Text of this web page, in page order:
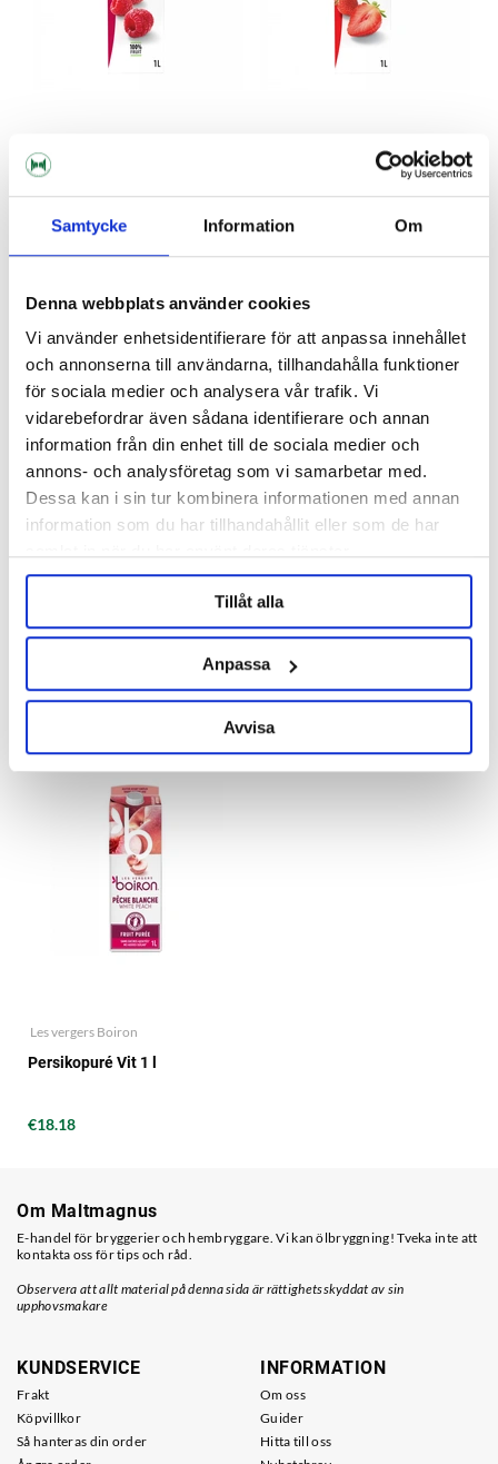
Samtycke Information Om
Denna webbplats använder cookies
Vi använder enhetsidentifierare för att anpassa innehållet
och annonserna till användarna, tillhandahålla funktioner
för sociala medier och analysera vår trafik. Vi
vidarebefordrar även sådana identifierare och annan
information från din enhet till de sociala medier och
annons- och analysföretag som vi samarbetar med.
Dessa kan i sin tur kombinera informationen med annan
information som du har tillhandahållit eller som de har
Tillåt alla
Anpassa
Avvisa
Hallonpuré 1 l
€23.95
Jordgubbspuré 1 l
€18.18
€22.03
Les vergers Boiron
Persikopuré Vit 1 l
€18.18
Om Maltmagnus
E-handel för bryggerier och hembryggare. Vi kan ölbryggning! Tveka inte att
kontakta oss för tips och råd.
Observera att allt material på denna sida är rättighetsskyddat av sin
upphovsmakare
KUNDSERVICE
Frakt
Köpvillkor
Så hanteras din order
INFORMATION
Om oss
Guider
Hitta till oss